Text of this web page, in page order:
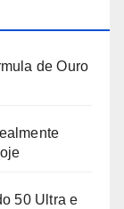
de Ouro
50 Ultra e